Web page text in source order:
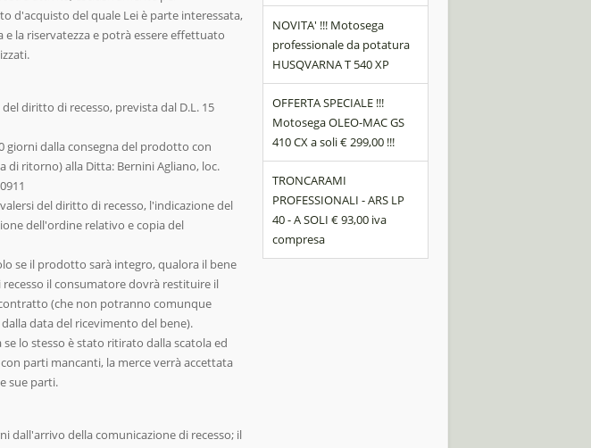
d'acquisto del quale Lei è parte interessata,
la riservatezza e potrà essere effettuato
diritto di recesso, prevista dal D.L. 15
giorni dalla consegna del prodotto con
di ritorno) alla Ditta: Bernini Agliano, loc.
del diritto di recesso, l'indicazione del
dell'ordine relativo e copia del
se il prodotto sarà integro, qualora il bene
il consumatore dovrà restituire il
(che non potranno comunque
data del ricevimento del bene).
lo stesso è stato ritirato dalla scatola ed
parti mancanti, la merce verrà accettata
sue parti.
dall'arrivo della comunicazione di recesso; il
NOVITA' !!! Motosega
professionale da potatura
HUSQVARNA T 540 XP
OFFERTA SPECIALE !!!
Motosega OLEO-MAC GS
410 CX a soli € 299,00 !!!
TRONCARAMI
PROFESSIONALI - ARS LP
40 - A SOLI € 93,00 iva
compresa